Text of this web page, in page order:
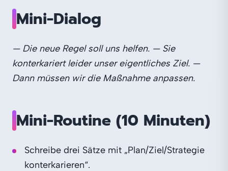
Mini‑Dialog
— Die neue Regel soll uns helfen. — Sie
konterkariert leider unser eigentliches Ziel. —
Dann müssen wir die Maßnahme anpassen.
Mini‑Routine (10 Minuten)
Schreibe drei Sätze mit „Plan/Ziel/Strategie
konterkarieren“.